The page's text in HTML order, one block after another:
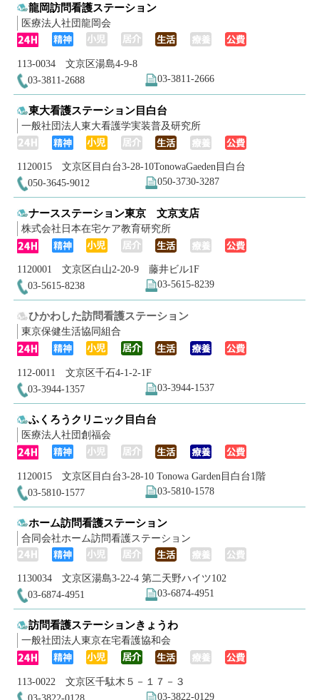
龍岡訪問看護ステーション
医療法人社団龍岡会
113-0034 文京区湯島4-9-8
03-3811-2688
03-3811-2666
東大看護ステーション目白台
一般社団法人東大看護学実装普及研究所
1120015 文京区目白台3-28-10TonowaGaeden目白台
050-3645-9012
050-3730-3287
ナースステーション東京 文京支店
株式会社日本在宅ケア教育研究所
1120001 文京区白山2-20-9 藤井ビル1F
03-5615-8238
03-5615-8239
ひかわした訪問看護ステーション
東京保健生活協同組合
112-0011 文京区千石4-1-2-1F
03-3944-1357
03-3944-1537
ふくろうクリニック目白台
医療法人社団創福会
1120015 文京区目白台3-28-10 Tonowa Garden目白台1階
03-5810-1577
03-5810-1578
ホーム訪問看護ステーション
合同会社ホーム訪問看護ステーション
1130034 文京区湯島3-22-4 第二天野ハイツ102
03-6874-4951
03-6874-4951
訪問看護ステーションきょうわ
一般社団法人東京在宅看護協和会
113-0022 文京区千駄木５－１７－３
03-3822-0129